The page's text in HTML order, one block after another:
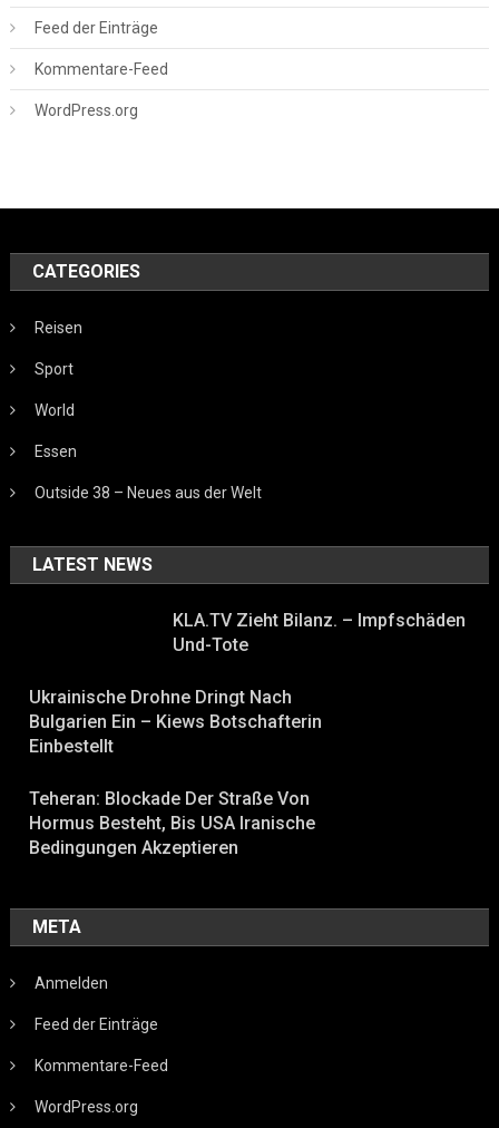
Feed der Einträge
Kommentare-Feed
WordPress.org
CATEGORIES
Reisen
Sport
World
Essen
Outside 38 – Neues aus der Welt
LATEST NEWS
KLA.TV Zieht Bilanz. – Impfschäden
Und-Tote
Ukrainische Drohne Dringt Nach
Bulgarien Ein – Kiews Botschafterin
Einbestellt
Teheran: Blockade Der Straße Von
Hormus Besteht, Bis USA Iranische
Bedingungen Akzeptieren
META
Anmelden
Feed der Einträge
Kommentare-Feed
WordPress.org